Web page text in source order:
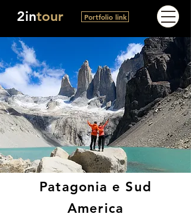
2intour Portfolio link
Patagonia e Sud
America